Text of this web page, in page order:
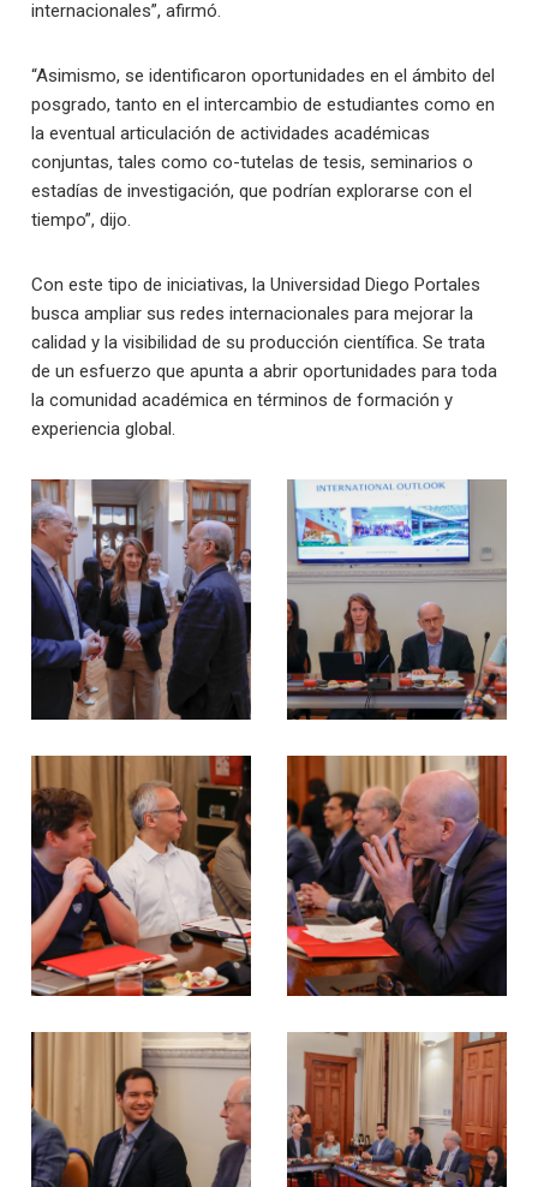
internacionales”, afirmó.
“Asimismo, se identificaron oportunidades en el ámbito del
posgrado, tanto en el intercambio de estudiantes como en
la eventual articulación de actividades académicas
conjuntas, tales como co-tutelas de tesis, seminarios o
estadías de investigación, que podrían explorarse con el
tiempo”, dijo.
Con este tipo de iniciativas, la Universidad Diego Portales
busca ampliar sus redes internacionales para mejorar la
calidad y la visibilidad de su producción científica. Se trata
de un esfuerzo que apunta a abrir oportunidades para toda
la comunidad académica en términos de formación y
experiencia global.